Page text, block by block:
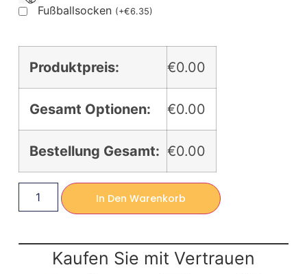
Fußballsocken (+€6.35)
Produktpreis: €0.00
Gesamt Optionen: €0.00
Bestellung Gesamt: €0.00
In Den Warenkorb
Kaufen Sie mit Vertrauen